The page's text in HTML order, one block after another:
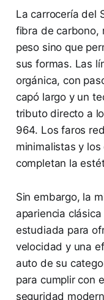
La carrocería del
fibra de carbono,
peso sino que
sus formas. Las
orgánica, con
capó largo y un
tributo directo a
964. Los faros
minimalistas y
completan la
Sin embargo, la
apariencia
estudiada para
velocidad y una
auto de su
para cumplir con
seguridad